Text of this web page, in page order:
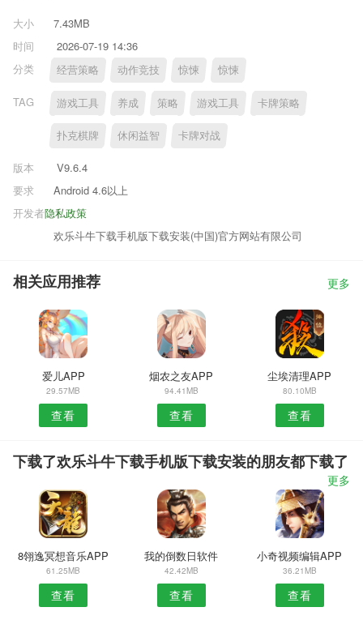
大小
7.43MB
时间
2026-07-19 14:36
分类
经营策略 动作竞技 惊悚 惊悚
TAG 游戏工具 养成 策略 游戏工具 卡牌策略
扑克棋牌 休闲益智 卡牌对战
版本
V9.6.4
要求
Android 4.6以上
隐私政策
开发者
欢乐斗牛下载手机版下载安装(中国)官方网站有限公司
相关应用推荐 更多
爱儿APP
29.57MB
查看
烟农之友APP
94.41MB
查看
尘埃清理APP
80.10MB
查看
下载了欢乐斗牛下载手机版下载安装的朋友都下载了
更多
8翎逸冥想音乐APP
61.25MB
查看
我的倒数日软件
42.42MB
查看
小奇视频编辑APP
36.21MB
查看